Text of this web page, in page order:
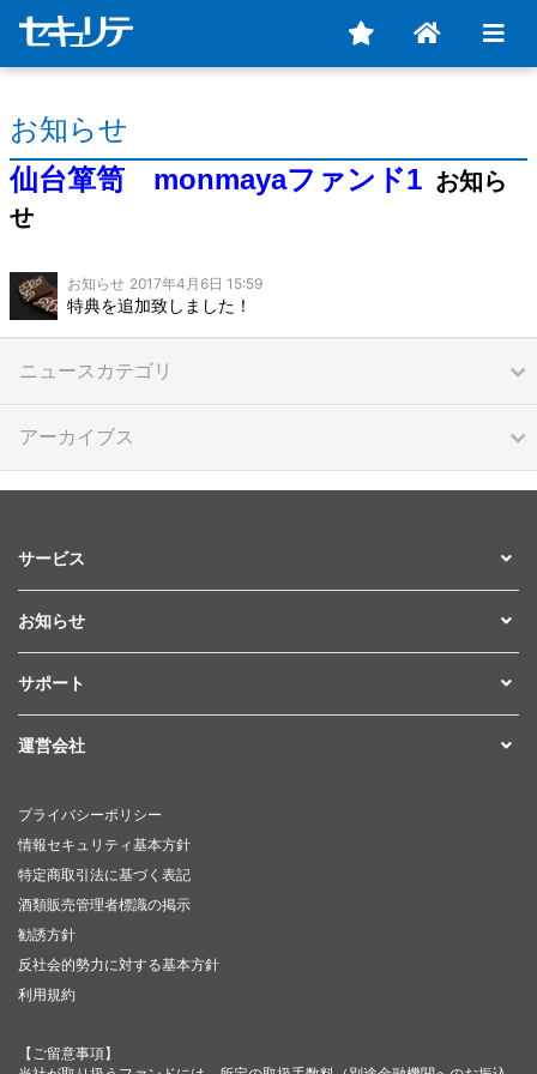
お知らせ
仙台箪笥 monmayaファンド1 お知ら
せ
お知らせ 2017年4月6日 15:59
特典を追加致しました！
ニュースカテゴリ
アーカイブス
サービス
お知らせ
サポート
運営会社
プライバシーポリシー
情報セキュリティ基本方針
特定商取引法に基づく表記
酒類販売管理者標識の掲示
勧誘方針
反社会的勢力に対する基本方針
利用規約
【ご留意事項】